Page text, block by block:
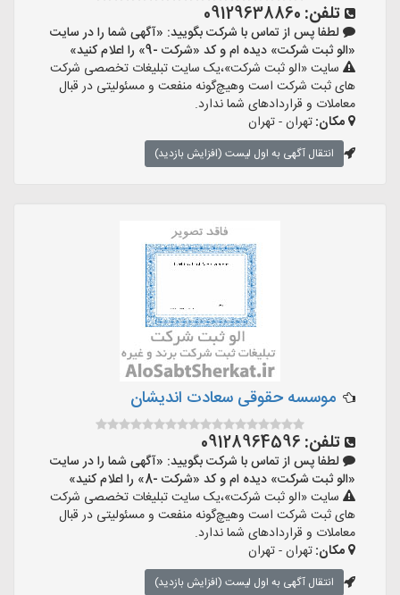
تلفن: 09129638860
لطفا پس از تماس با شرکت بگویید: «آگهی شما را در سایت
«الو ثبت شرکت» دیده ام و کد «شرکت -9» را اعلام کنید»
سایت «الو ثبت شرکت»،یک سایت تبلیغات تخصصی شرکت
های ثبت شرکت است وهیچ‌گونه منفعت و مسئولیتی در قبال
معاملات و قراردادهای شما ندارد.
مکان:تهران - تهران
انتقال آگهی به اول لیست (افزایش بازدید)
موسسه حقوقی سعادت اندیشان
تلفن: 09128964596
لطفا پس از تماس با شرکت بگویید: «آگهی شما را در سایت
«الو ثبت شرکت» دیده ام و کد «شرکت -8» را اعلام کنید»
سایت «الو ثبت شرکت»،یک سایت تبلیغات تخصصی شرکت
های ثبت شرکت است وهیچ‌گونه منفعت و مسئولیتی در قبال
معاملات و قراردادهای شما ندارد.
مکان:تهران - تهران
انتقال آگهی به اول لیست (افزایش بازدید)